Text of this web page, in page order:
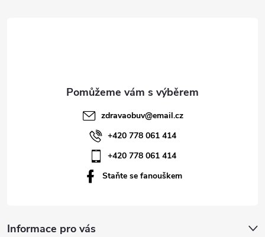
Informace pro vás
zdravaobuv@email.cz
+420 778 061 414
+420 778 061 414
Staňte se fanouškem